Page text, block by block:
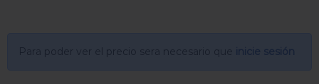
Para poder ver el precio sera necesario que